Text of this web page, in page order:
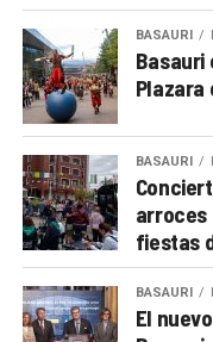
BASAURI
Basauri
Plazara
BASAURI
arroces
fiestas
BASAURI
El